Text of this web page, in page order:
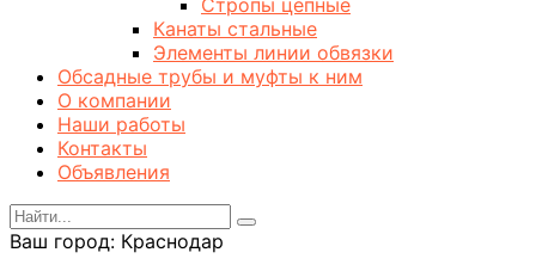
Стропы цепные
Канаты стальные
Элементы линии обвязки
Обсадные трубы и муфты к ним
О компании
Наши работы
Контакты
Объявления
Ваш город: Краснодар